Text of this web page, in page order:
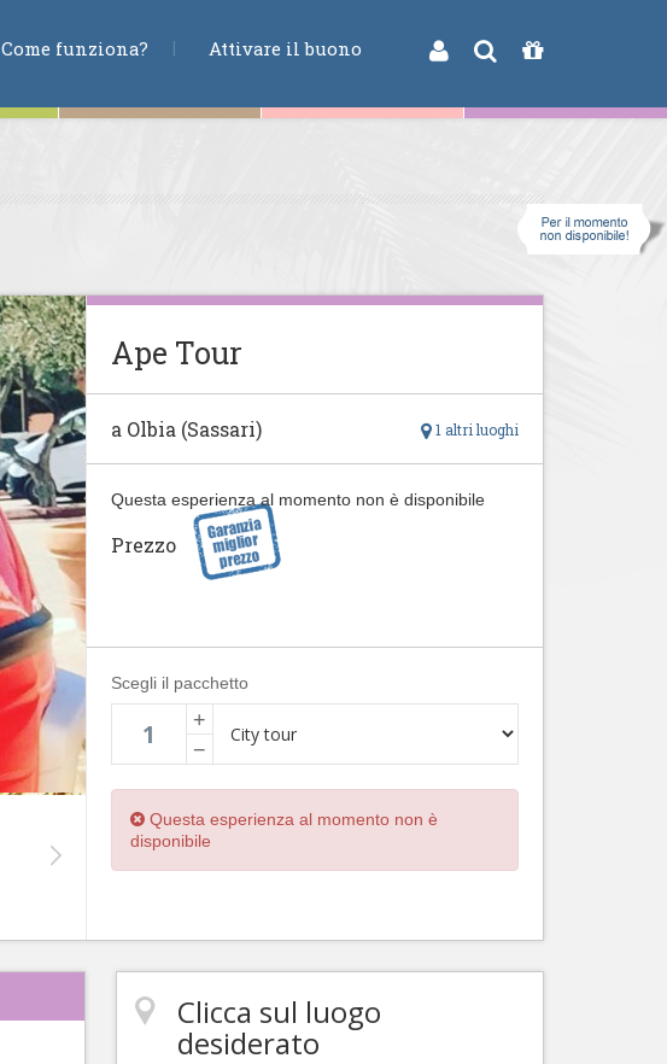
Come funziona? Attivare il buono
Ape Tour
1 altri luoghi
a Olbia (Sassari)
Questa esperienza al momento non è disponibile
Prezzo
Scegli il pacchetto
+
−
Questa esperienza al momento non è
disponibile
Clicca sul luogo
desiderato